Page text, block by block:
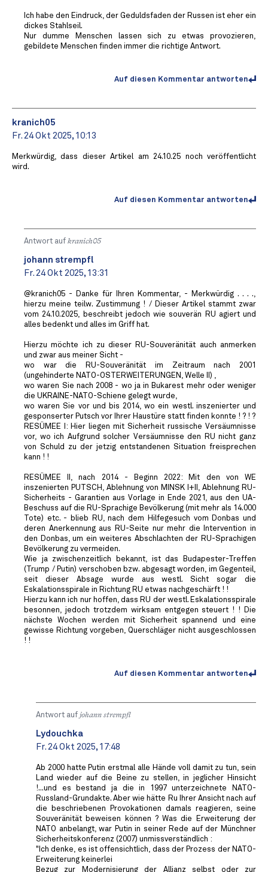
Ich habe den Eindruck, der Geduldsfaden der Russen ist eher ein
dickes Stahlseil.
Nur dumme Menschen lassen sich zu etwas provozieren,
gebildete Menschen finden immer die richtige Antwort.
Auf diesen Kommentar antworten
kranich05
Fr. 24 Okt 2025, 10:13
Merkwürdig, dass dieser Artikel am 24.10.25 noch veröffentlicht
wird.
Auf diesen Kommentar antworten
Antwort auf kranich05
johann strempfl
Fr. 24 Okt 2025, 13:31
@kranich05 - Danke für Ihren Kommentar, - Merkwürdig . . . .,
hierzu meine teilw. Zustimmung ! / Dieser Artikel stammt zwar
vom 24.10.2025, beschreibt jedoch wie souverän RU agiert und
alles bedenkt und alles im Griff hat.
Hierzu möchte ich zu dieser RU-Souveränität auch anmerken
und zwar aus meiner Sicht -
wo war die RU-Souveränität im Zeitraum nach 2001
(ungehinderte NATO-OSTERWEITERUNGEN, Welle II) ,
wo waren Sie nach 2008 - wo ja in Bukarest mehr oder weniger
die UKRAINE-NATO-Schiene gelegt wurde,
wo waren Sie vor und bis 2014, wo ein westl. inszenierter und
gesponserter Putsch vor Ihrer Haustüre statt finden konnte ! ? ! ?
RESÜMEE I: Hier liegen mit Sicherheit russische Versäumnisse
vor, wo ich Aufgrund solcher Versäumnisse den RU nicht ganz
von Schuld zu der jetzig entstandenen Situation freisprechen
kann ! !
RESÜMEE II, nach 2014 - Beginn 2022: Mit den von WE
inszenierten PUTSCH, Ablehnung von MINSK I+II, Ablehnung RU-
Sicherheits - Garantien aus Vorlage in Ende 2021, aus den UA-
Beschuss auf die RU-Sprachige Bevölkerung (mit mehr als 14.000
Tote) etc. - blieb RU, nach dem Hilfegesuch vom Donbas und
deren Anerkennung aus RU-Seite nur mehr die Intervention in
den Donbas, um ein weiteres Abschlachten der RU-Sprachigen
Bevölkerung zu vermeiden.
Wie ja zwischenzeitlich bekannt, ist das Budapester-Treffen
(Trump / Putin) verschoben bzw. abgesagt worden, im Gegenteil,
seit dieser Absage wurde aus westl. Sicht sogar die
Eskalationsspirale in Richtung RU etwas nachgeschärft ! !
Hierzu kann ich nur hoffen, dass RU der westl. Eskalationsspirale
besonnen, jedoch trotzdem wirksam entgegen steuert ! ! Die
nächste Wochen werden mit Sicherheit spannend und eine
gewisse Richtung vorgeben, Querschläger nicht ausgeschlossen
! !
Auf diesen Kommentar antworten
Antwort auf johann strempfl
Lydouchka
Fr. 24 Okt 2025, 17:48
Ab 2000 hatte Putin erstmal alle Hände voll damit zu tun, sein
Land wieder auf die Beine zu stellen, in jeglicher Hinsicht
!...und es bestand ja die in 1997 unterzeichnete NATO-
Russland-Grundakte. Aber wie hätte Ru Ihrer Ansicht nach auf
die beschriebenen Provokationen damals reagieren, seine
Souveränität beweisen können ? Was die Erweiterung der
NATO anbelangt, war Putin in seiner Rede auf der Münchner
Sicherheitskonferenz (2007) unmissverständlich :
"Ich denke, es ist offensichtlich, dass der Prozess der NATO-
Erweiterung keinerlei
Bezug zur Modernisierung der Allianz selbst oder zur